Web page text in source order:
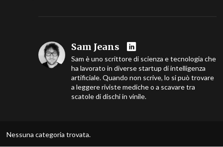
Sam Jeans
Sam è uno scrittore di scienza e tecnologia che
ha lavorato in diverse startup di intelligenza
artificiale. Quando non scrive, lo si può trovare
a leggere riviste mediche o a scavare tra
scatole di dischi in vinile.
Nessuna categoria trovata.